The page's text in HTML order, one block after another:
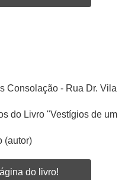
Consolação - Rua Dr. Vila
do Livro "Vestígios de um
(autor)
do livro!